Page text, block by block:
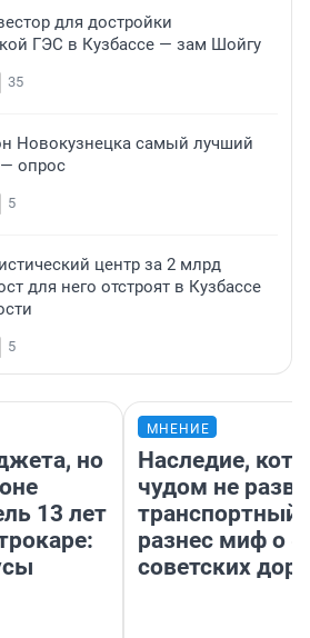
для достройки
ГЭС в Кузбассе — зам Шойгу
35
Новокузнецка самый лучший
опрос
5
центр за 2 млрд
для него отстроят в Кузбассе
5
но
13 лет
МНЕНИЕ
Наследие,
чудом не
транспортный
разнес миф о
советских